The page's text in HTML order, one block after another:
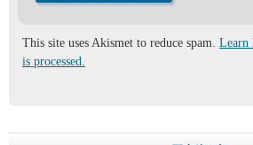
This site uses Akismet to reduce spam. Learn
is processed.